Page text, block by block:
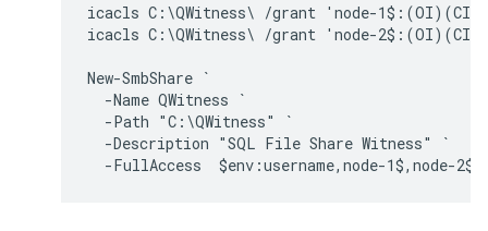
icacls C:\QWitness\ /grant 'node-
icacls C:\QWitness\ /grant 'node-
New-SmbShare `
  -Name QWitness `
  -Path "C:\QWitness" `
  -Description "SQL File Share Witness" `